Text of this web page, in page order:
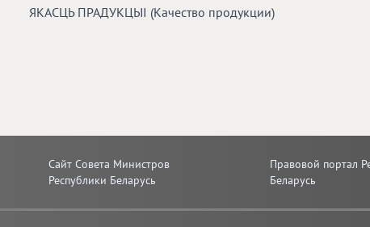
ЯКАСЦЬ ПРАДУКЦЫІ (Качество продукции)
Сайт Совета Министров
Республики Беларусь
Правовой портал
Беларусь